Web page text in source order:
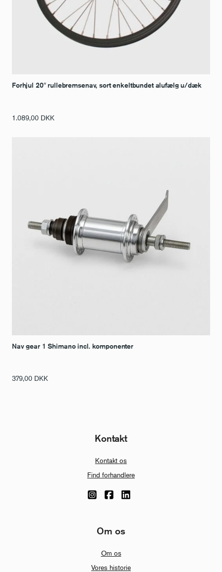
Forhjul 20″ rullebremsenav, sort enkeltbundet alufælg u/dæk
1.089,00 DKK
Nav gear 1 Shimano incl. komponenter
379,00 DKK
Kontakt
Kontakt os
Find forhandlere
Om os
Om os
Vores historie